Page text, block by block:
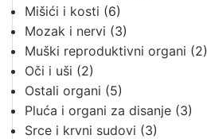
Mišići i kosti (6)
Mozak i nervi (3)
Muški reproduktivni organi (2)
Oči i uši (2)
Ostali organi (5)
Pluća i organi za disanje (3)
Srce i krvni sudovi (3)